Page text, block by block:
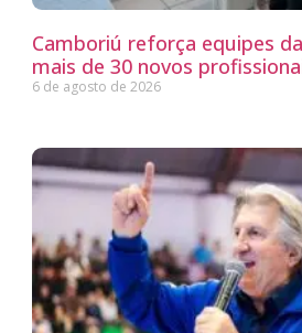
Camboriú reforça equipes
mais de 30 novos
6 de agosto de 2026